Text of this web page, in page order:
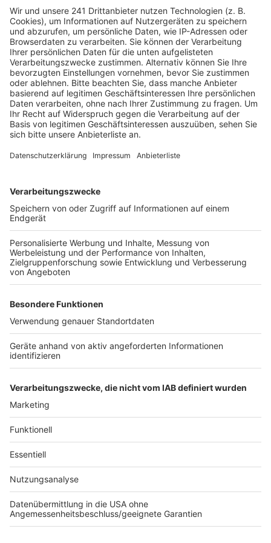
Wassermassen ausgelegt.
Veröffentlicht:Mittwoch, 25.05.2022 05:24
Anzeige
Die Entsorgungsbetriebe Wesseling arbeiten deshalb
Auffanggräben und Absetzbecken, um so Häuser vor
zwei mobile Pumpen, die Planungen für das
unterirdische Rückhaltebecken auf „Thelens Wiese“
laufen und auch die Hochwasserpumpen auf der
heißt es von der Stadt. Bis alle Maßnahmen aus dem
über 15 Millionen-Euro schweren Paket umgesetzt
sind, sollen vor allem die Wesselinger, die in Straßen
Wettervorhersagen besonders intensiv beobachten
und Schutzvorkehrungen treffen. Zum Beispiel den
Einbau von Rückstausicherungen. Stadt und die
Entsorgungsbetriebe haben dazu viele Infos zu
weiteren zur StarkregenvorsorgeHIER
zusammengestellt.
Anzeige
Anzeige